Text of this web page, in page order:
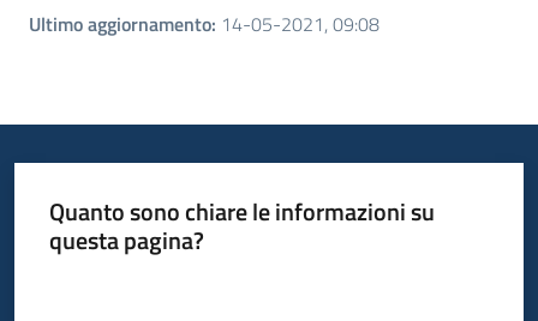
Ultimo aggiornamento: 14-05-2021, 09:08
Quanto sono chiare le informazioni su
questa pagina?